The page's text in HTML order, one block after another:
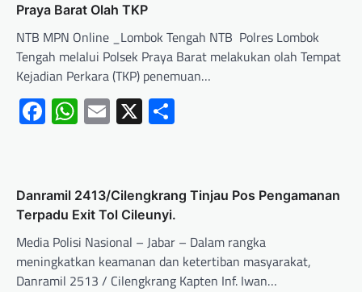
Praya Barat Olah TKP ‎
NTB MPN Online _Lombok Tengah NTB Polres Lombok
Tengah melalui Polsek Praya Barat melakukan olah Tempat
Kejadian Perkara (TKP) penemuan…
Facebook
WhatsApp
Email
X
Danramil 2413/Cilengkrang Tinjau Pos Pengamanan
Terpadu Exit Tol Cileunyi.
Media Polisi Nasional – Jabar – Dalam rangka
meningkatkan keamanan dan ketertiban masyarakat,
Danramil 2513 / Cilengkrang Kapten Inf. Iwan…